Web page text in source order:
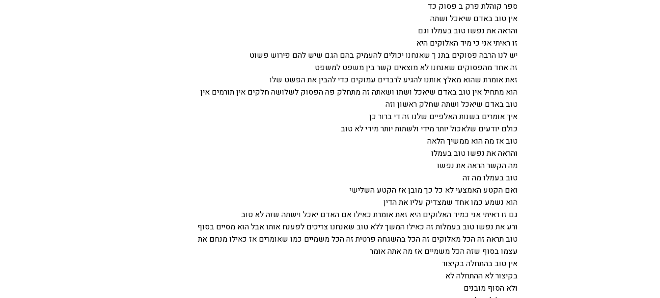
ספר קוהלת פרק ב פסוק כד
אין טוב באדם שיאכל ושתה
והראה את נפשו טוב בעמלו וגם
זו ראיתי אני כי מיד האלוקים היא
יש לנו הרבה פסוקים בתנ ך שאנחנו יכולים להעמיק בהם הגם שיש להם פירוש פשוט
זה אחד מהפסוקים שאנחנו לא מוצאים קשר בין משפט למשפט
זאת אומרת שהוא מאלץ אותנו להגיע לרבדים עמוקים כדי להבין את הפשט שלו
הוא מתחיל אין טוב באדם שיאכל ושתו ושאתה זה מתחלק פה הפסוק לשלושה חלקים אין תורמים אין
טוב באדם שיאכל ושתה שחלק ראשון וזה
איך אומרים בשנות האלפיים שלנו זה די ברור כן
כולם יודעים שלאכול יותר מידי ולשתות יותר מידי לא טוב
טוב אז מה הוא ממשיך הלאה
והראה את נפשו טוב בעמלו
מה הקשר הראה את נפשו
טוב בעמלו מה זה
ואם הקטע האמצעי לא כל כך מובן אז הקטע השלישי
הוא נשמע כמו אחד שמצדיק עליו את הדין
גם זו ראיתי אני כמיד האלוקים היא זאת אומרת כאילו אם האדם יאכל וישתה שזה לא טוב
ורע את נפשו טוב בעמלות זה כאילו המשך ללא טוב שאנחנו צריכים לפענח אותו אבל הוא מסיים בסוף
טוב תראה זה הכל מאלוקים זה הכל בהשגחה פרטית זה הכל משמיים כמו שאומרים אז כאילו מנחם את
עצמו בסוף שזה הכל משמיים אז מה אתה אומר
אין טוב בהתחלה בקיצור
בקיצור לא ההתחלה לא
ולא הסוף מובנים